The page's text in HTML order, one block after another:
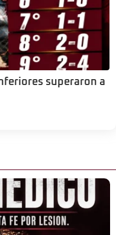
superaron a